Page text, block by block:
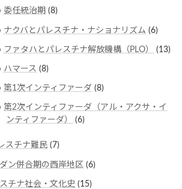
委任統治期 (8)
ナクバとパレスチナ・ナショナリズム (6)
ファタハとパレスチナ解放機構（PLO） (13)
ハマース (8)
第1次インティファーダ (8)
第2次インティファーダ（アル・アクサ・イ
ンティファーダ）
(6)
スチナ難民 (7)
ン併合期の西岸地区 (6)
チナ社会・文化史 (15)